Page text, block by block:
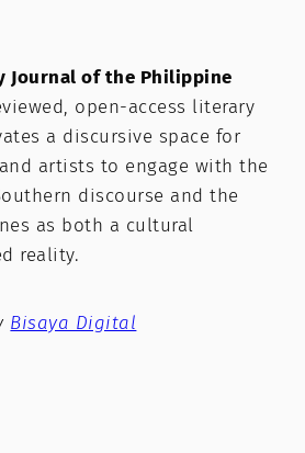
Journal of the Philippine
open-access literary
a discursive space for
artists to engage with the
discourse and the
as both a cultural
reality.
Bisaya Digital